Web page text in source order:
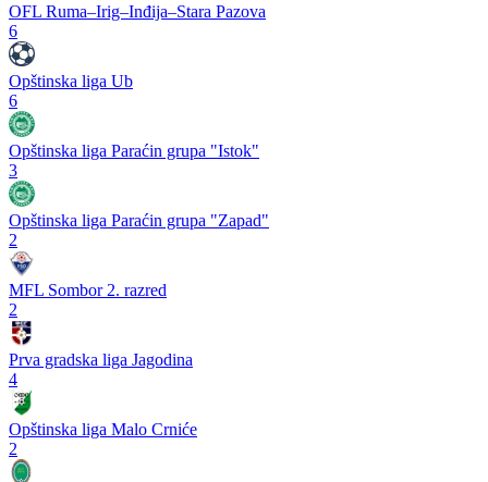
OFL Ruma–Irig–Inđija–Stara Pazova
6
Opštinska liga Ub
6
Opštinska liga Paraćin grupa "Istok"
3
Opštinska liga Paraćin grupa "Zapad"
2
MFL Sombor 2. razred
2
Prva gradska liga Jagodina
4
Opštinska liga Malo Crniće
2